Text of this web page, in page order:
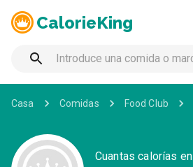
CalorieKing
Casa Comidas Food Club
Cuantas calorías en